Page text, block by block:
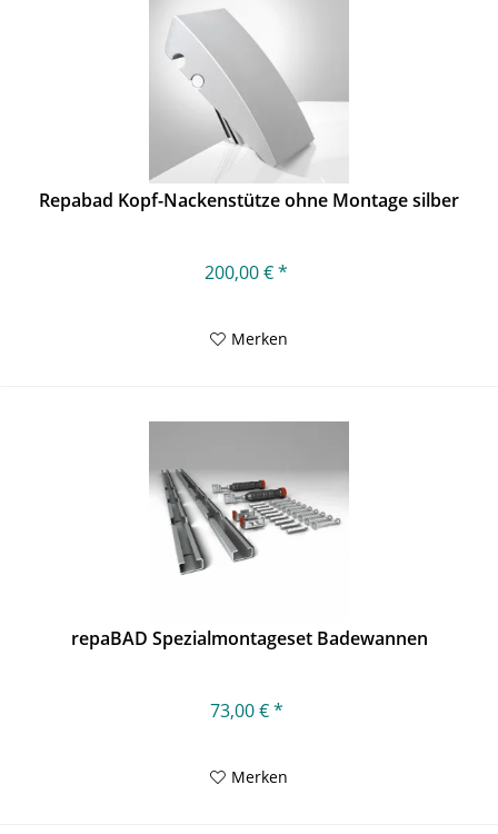
Repabad Kopf-Nackenstütze ohne Montage silber
200,00 € *
Merken
repaBAD Spezialmontageset Badewannen
73,00 € *
Merken